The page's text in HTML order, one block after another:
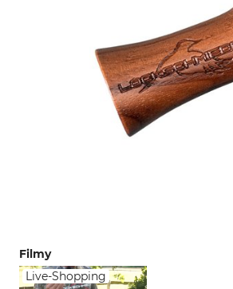
Filmy
Live-Shopping